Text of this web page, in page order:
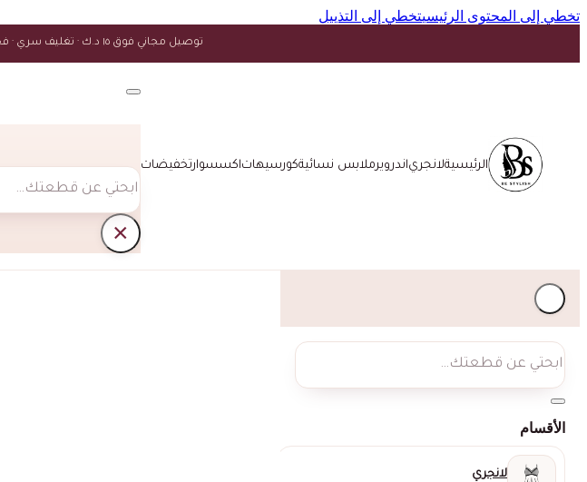
تخطي إلى المحتوى الرئيسيتخطي إلى التذييل
توصيل مجاني فوق ١٥ د.ك · تغليف سري · فحص عند الاستلام · دفع آمن K-Net / فيزا / ماستركارد
الرئيسيةلانجرياندرويرملابس نسائيةكورسيهاتاكسسوارتخفيضاتبحث
×
بحث
الأقسام
لانجري